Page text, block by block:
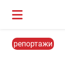
репортажи